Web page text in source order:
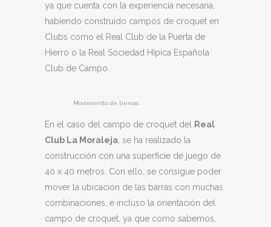
ya que cuenta con la experiencia necesaria,
habiendo construido campos de croquet en
Clubs como el Real Club de la Puerta de
Hierro o la Real Sociedad Hípica Española
Club de Campo.
Movimiento de tierras
En el caso del campo de croquet del
Real
Club La Moraleja , se ha realizado la
construcción con una superficie de juego de
40 x 40 metros. Con ello, se consigue poder
mover la ubicación de las barras con muchas
combinaciones, e incluso la orientación del
campo de croquet, ya que como sabemos,